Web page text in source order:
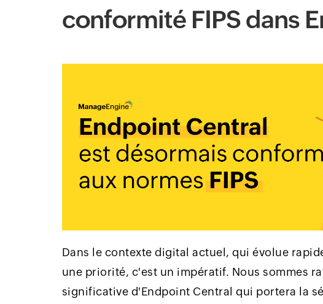
conformité FIPS dans
Dans le contexte digital actuel, qui évolue
une priorité, c'est un impératif. Nous sommes
significative d'Endpoint Central qui portera la